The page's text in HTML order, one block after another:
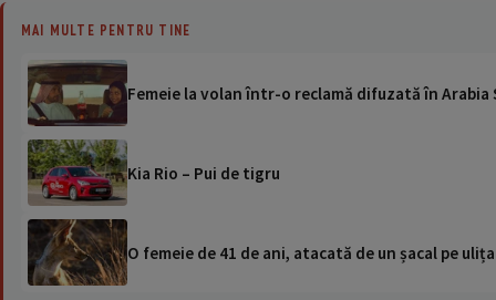
MAI MULTE PENTRU TINE
Femeie la volan într-o reclamă difuzată în Arabia
Kia Rio – Pui de tigru
O femeie de 41 de ani, atacată de un șacal pe